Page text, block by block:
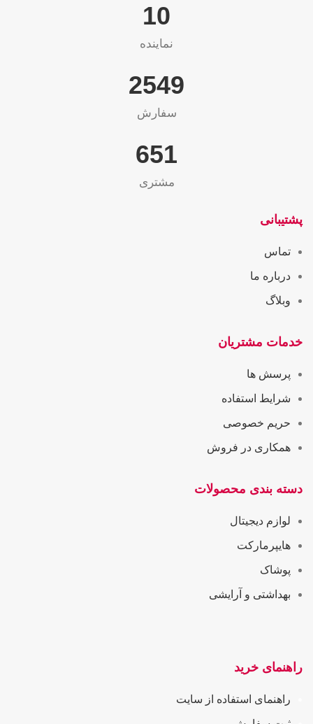
10
نماینده
2565
سفارش
655
مشتری
پشتیبانی
تماس
درباره ما
وبلاگ
خدمات مشتریان
پرسش ها
شرایط استفاده
حریم خصوصی
همکاری در فروش
دسته بندی محصولات
لوازم دیجیتال
هایپرمارکت
پوشاک
بهداشتی و آرایشی
راهنمای خرید
راهنمای استفاده از سایت